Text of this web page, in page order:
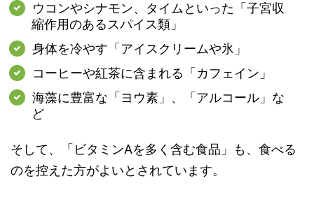
ウコンやシナモン、タイムといった「子宮収
縮作用のあるスパイス類」
身体を冷やす「アイスクリームや氷」
コーヒーや紅茶に含まれる「カフェイン」
海藻に豊富な「ヨウ素」、「アルコール」な
ど
そして、
「ビタミンAを多く含む食品」も、食べる
のを控えた方がよいとされています。